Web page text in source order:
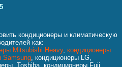
кондиционеры и климатическую
как:
Mitsubishi Heavy, кондиционеры
Samsung, кондиционеры LG,
Toshiba, кондиционеры Fuji,